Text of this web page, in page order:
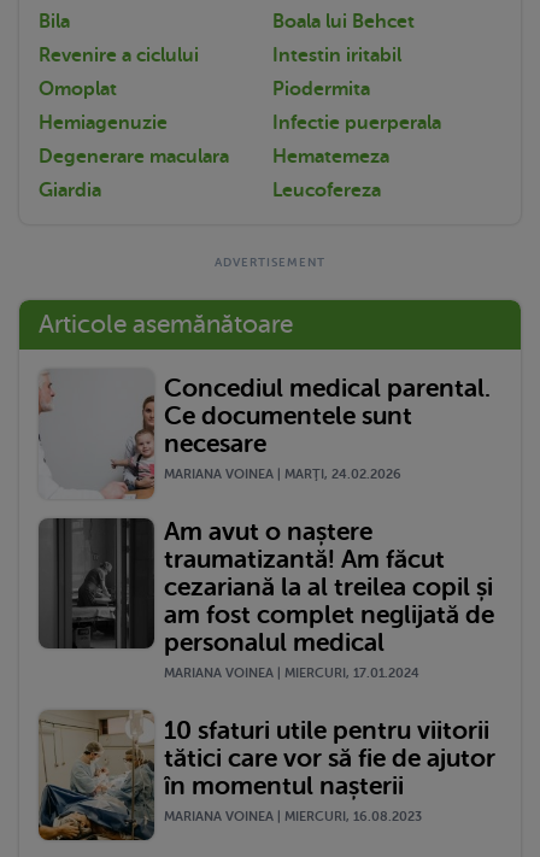
Bila
Boala lui Behcet
Revenire a ciclului
Intestin iritabil
Omoplat
Piodermita
Hemiagenuzie
Infectie puerperala
Degenerare maculara
Hematemeza
Giardia
Leucofereza
Articole asemănătoare
Concediul medical parental.
Ce documentele sunt
necesare
MARIANA VOINEA | MARŢI, 24.02.2026
Am avut o naștere
traumatizantă! Am făcut
cezariană la al treilea copil și
am fost complet neglijată de
personalul medical
MARIANA VOINEA | MIERCURI, 17.01.2024
10 sfaturi utile pentru viitorii
tătici care vor să fie de ajutor
în momentul nașterii
MARIANA VOINEA | MIERCURI, 16.08.2023